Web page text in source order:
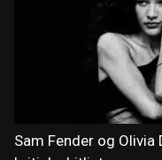
Sam Fender og